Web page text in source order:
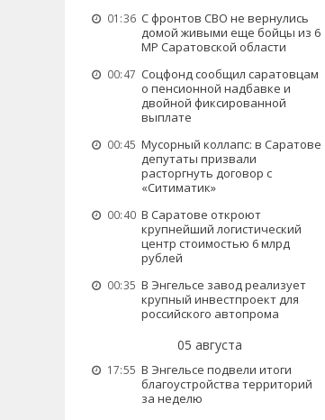
01:36 С фронтов СВО не вернулись
домой живыми еще бойцы из 6
МР Саратовской области
00:47 Соцфонд сообщил саратовцам
о пенсионной надбавке и
двойной фиксированной
выплате
00:45 Мусорный коллапс: в Саратове
депутаты призвали
расторгнуть договор с
«Ситиматик»
00:40 В Саратове откроют
крупнейший логистический
центр стоимостью 6 млрд
рублей
00:35 В Энгельсе завод реализует
крупный инвестпроект для
российского автопрома
05 августа
17:55 В Энгельсе подвели итоги
благоустройства территорий
за неделю